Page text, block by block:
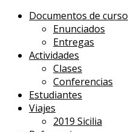
Documentos de curso
Enunciados
Entregas
Actividades
Clases
Conferencias
Estudiantes
Viajes
2019 Sicilia